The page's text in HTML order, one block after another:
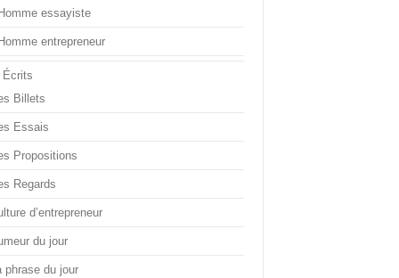
essayiste
entrepreneur
Écrits
Billets
Essais
Propositions
Regards
d’entrepreneur
du jour
phrase du jour